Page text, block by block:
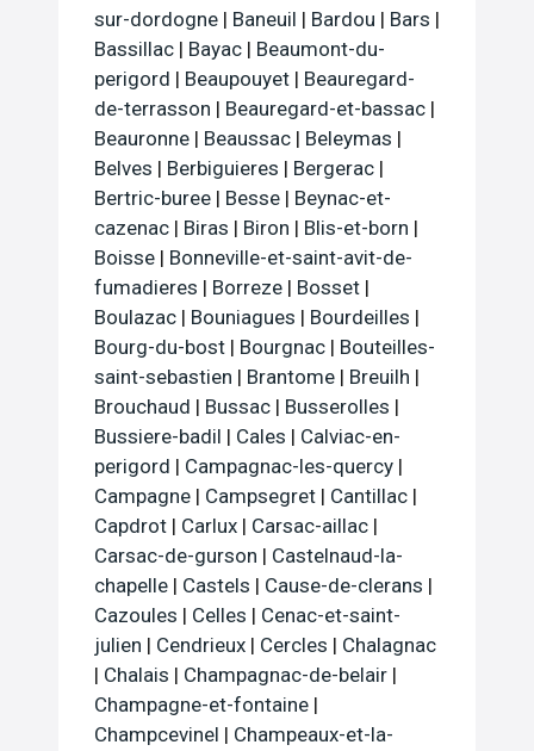
sur-dordogne | Baneuil | Bardou | Bars |
Bassillac | Bayac | Beaumont-du-
perigord | Beaupouyet | Beauregard-
de-terrasson | Beauregard-et-bassac |
Beauronne | Beaussac | Beleymas |
Belves | Berbiguieres | Bergerac |
Bertric-buree | Besse | Beynac-et-
cazenac | Biras | Biron | Blis-et-born |
Boisse | Bonneville-et-saint-avit-de-
fumadieres | Borreze | Bosset |
Boulazac | Bouniagues | Bourdeilles |
Bourg-du-bost | Bourgnac | Bouteilles-
saint-sebastien | Brantome | Breuilh |
Brouchaud | Bussac | Busserolles |
Bussiere-badil | Cales | Calviac-en-
perigord | Campagnac-les-quercy |
Campagne | Campsegret | Cantillac |
Capdrot | Carlux | Carsac-aillac |
Carsac-de-gurson | Castelnaud-la-
chapelle | Castels | Cause-de-clerans |
Cazoules | Celles | Cenac-et-saint-
julien | Cendrieux | Cercles | Chalagnac
| Chalais | Champagnac-de-belair |
Champagne-et-fontaine |
Champcevinel | Champeaux-et-la-